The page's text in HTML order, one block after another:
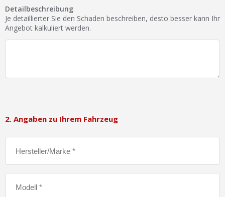
Werkstatt Login
Detailbeschreibung
Je detaillierter Sie den Schaden beschreiben, desto besser kann Ihr
Angebot kalkuliert werden.
2. Angaben zu Ihrem Fahrzeug